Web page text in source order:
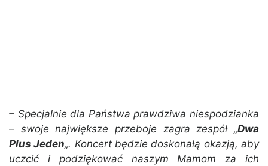
– Specjalnie dla Państwa prawdziwa niespodzianka
– swoje największe przeboje zagra zespół „Dwa
Plus Jeden„. Koncert będzie doskonałą okazją, aby
uczcić i podziękować naszym Mamom za ich